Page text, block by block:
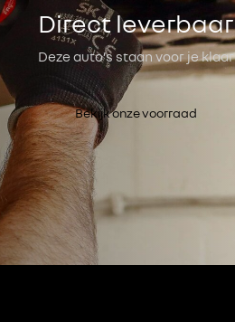
Direct leverbaar
Deze auto’s staan voor je klaar
Bekijk onze voorraad